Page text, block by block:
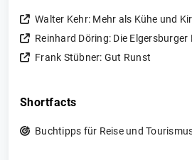
Walter Kehr: Mehr als Kühe und
Reinhard Döring: Die Elgersburger
Frank Stübner: Gut Runst
Shortfacts
Buchtipps für Reise und